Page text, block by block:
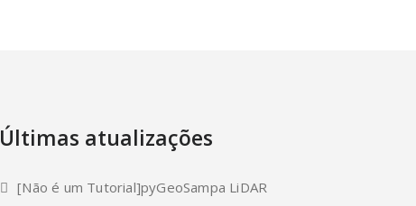
Últimas atualizações
[Não é um Tutorial]pyGeoSampa LiDAR